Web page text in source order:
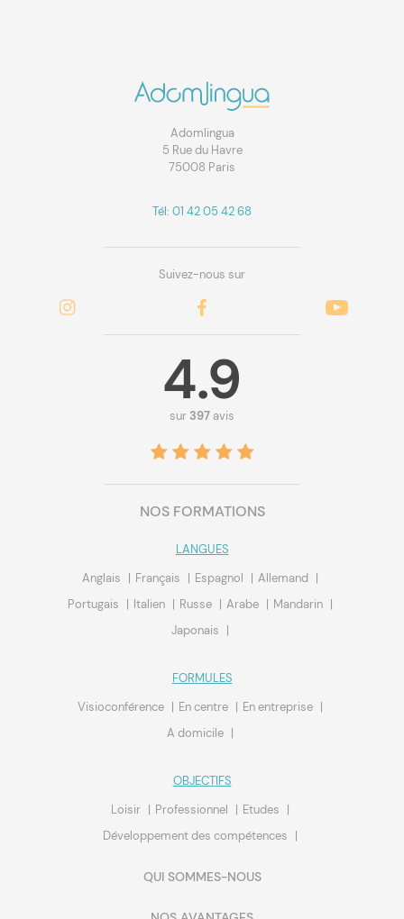
Adomlingua
5 Rue du Havre
75008 Paris
Tél: 01 42 05 42 68
Suivez-nous sur
4.9
sur397 avis
NOS FORMATIONS
LANGUES
Anglais
Français Espagnol
Allemand
Portugais
Italien Russe Arabe
Mandarin
Japonais
FORMULES
Visioconférence
En centre
En entreprise
A domicile
OBJECTIFS
Loisir
Professionnel
Etudes
Développement des compétences
QUI SOMMES-NOUS